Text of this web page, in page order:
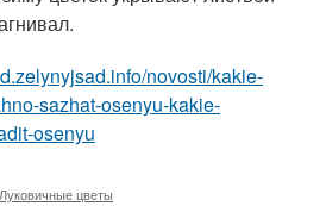
novosti/kakie-
sazhat-osenyu-kakie-
osenyu
Луковичные цветы